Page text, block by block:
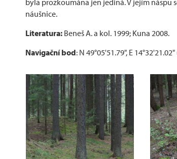
náušnice.
Literatura: Beneš A. a kol. 1999; Kuna 2008.
Navigační bod: N 49°05'51.79", E